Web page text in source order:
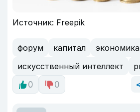
Источник: Freepik
форум капитал экономика
искусственный интеллект
0
0